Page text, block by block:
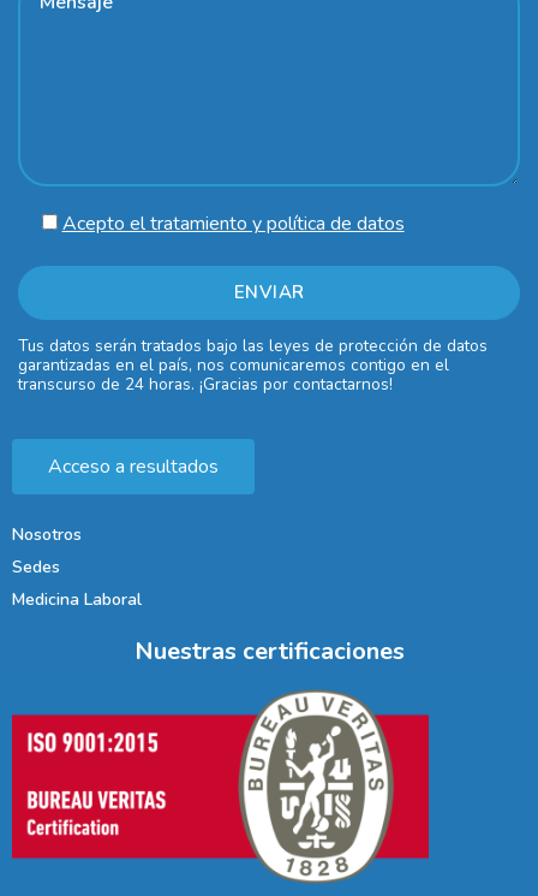
Acepto el tratamiento y política de datos
Tus datos serán tratados bajo las leyes de protección de datos
garantizadas en el país, nos comunicaremos contigo en el
transcurso de 24 horas. ¡Gracias por contactarnos!
Acceso a resultados
Nosotros
Sedes
Medicina Laboral
Nuestras certificaciones